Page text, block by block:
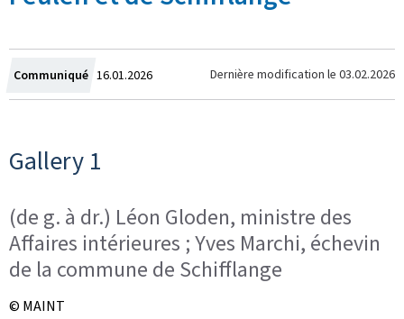
Communiqué Crée
le
16.01.2026 Dernière modification le 03.02.2026
Gallery 1
(de g. à dr.) Léon Gloden, ministre des
Affaires intérieures ; Yves Marchi, échevin
de la commune de Schifflange
© MAINT